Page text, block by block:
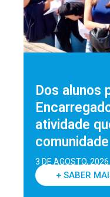
Dos alunos
atividade
3 DE AGOSTO, 2026
+ SABER